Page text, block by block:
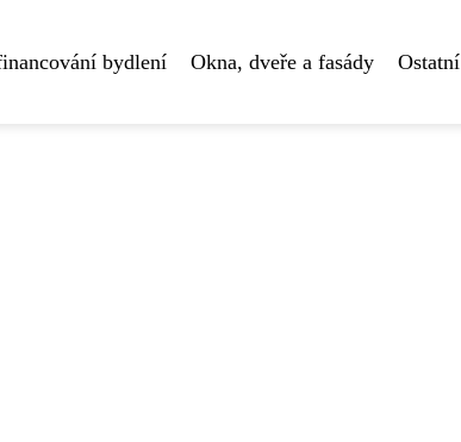
bydlení Okna, dveře a fasády Ostatní